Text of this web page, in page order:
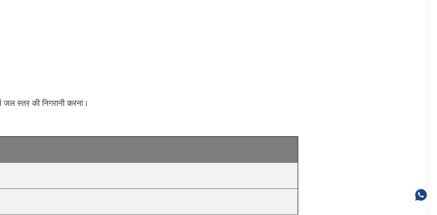
स्तर की निगरानी करना।